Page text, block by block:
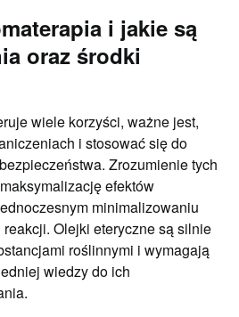
i jakie są
oraz środki
wiele korzyści, ważne jest,
i stosować się do
Zrozumienie tych
efektów
minimalizowaniu
Olejki eteryczne są silnie
roślinnymi i wymagają
wiedzy do ich